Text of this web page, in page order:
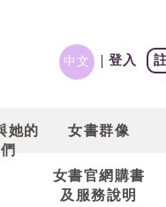
中文 登入
她的
女書群像
女書官網購書
及服務說明